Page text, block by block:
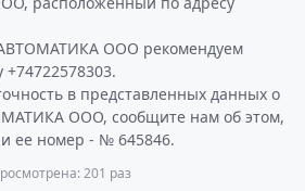
ООО рекомендуем
+74722578303.
в представленных данных о
ООО, сообщите нам об этом,
ее номер - № 645846.
201 раз